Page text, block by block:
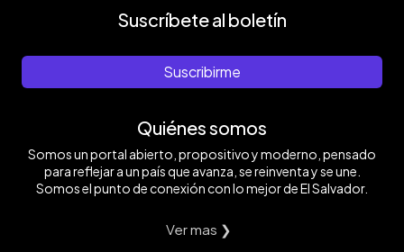
Suscríbete al boletín
Suscribirme
Quiénes somos
Somos un portal abierto, propositivo y moderno, pensado
para reflejar a un país que avanza, se reinventa y se une.
Somos el punto de conexión con lo mejor de El Salvador.
Ver mas ❯